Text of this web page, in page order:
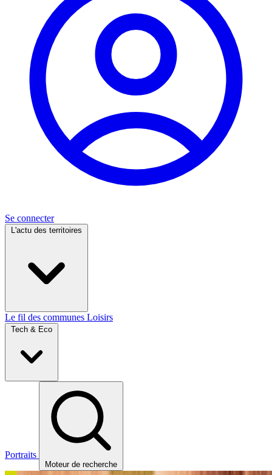
Se connecter
L'actu des territoires
Le fil des communes Loisirs
Tech & Eco
Portraits
Moteur de recherche